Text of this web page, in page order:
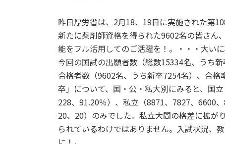
昨日厚労省は、2月18、19日に実施された第
新たに薬剤師資格を得られた9602名の皆さん
能をフル活用してのご活躍を！。・・・大いに
今回の国試の出願者数（総数15334名、うち
合格者数（9602名、うち新卒7254名）、合
卒」について、国・公・私大別にみると、国
228、91.20％）、私立（8871、7827、6600
20、20）のみでした。私立大間の格差に拡が
られているわけではありません。入試状況、